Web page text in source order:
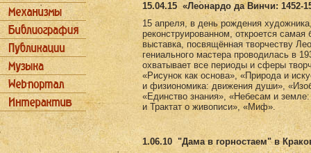
15.04.15 «Леонардо да Винчи: 1452-
15 апреля, в день рождения
реконструированном, откроется
выставка, посвящённая творчеству
гениального мастера проводилась в
охватывает все периоды и сферы
«Рисунок как основа», «Природа и
и физиономика: движения души»,
«Единство знания», «Небесам и
и Трактат о живописи», «Миф».
1.06.10 "Дама в горностаем" в